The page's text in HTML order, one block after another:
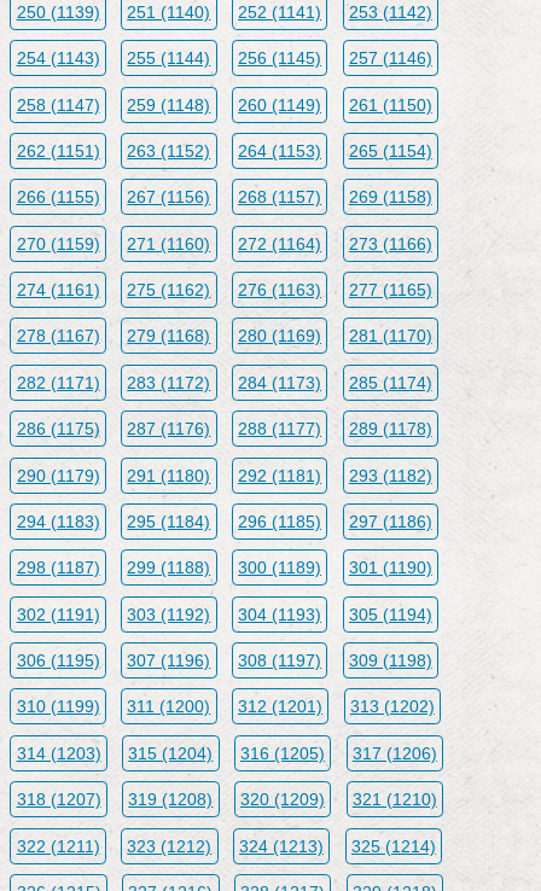
250 (1139) 251 (1140) 252 (1141) 253 (1142)
254 (1143) 255 (1144) 256 (1145) 257 (1146)
258 (1147) 259 (1148) 260 (1149) 261 (1150)
262 (1151) 263 (1152) 264 (1153) 265 (1154)
266 (1155) 267 (1156) 268 (1157) 269 (1158)
270 (1159) 271 (1160) 272 (1164) 273 (1166)
274 (1161) 275 (1162) 276 (1163) 277 (1165)
278 (1167) 279 (1168) 280 (1169) 281 (1170)
282 (1171) 283 (1172) 284 (1173) 285 (1174)
286 (1175) 287 (1176) 288 (1177) 289 (1178)
290 (1179) 291 (1180) 292 (1181) 293 (1182)
294 (1183) 295 (1184) 296 (1185) 297 (1186)
298 (1187) 299 (1188) 300 (1189) 301 (1190)
302 (1191) 303 (1192) 304 (1193) 305 (1194)
306 (1195) 307 (1196) 308 (1197) 309 (1198)
310 (1199) 311 (1200) 312 (1201) 313 (1202)
314 (1203) 315 (1204) 316 (1205) 317 (1206)
318 (1207) 319 (1208) 320 (1209) 321 (1210)
322 (1211) 323 (1212) 324 (1213) 325 (1214)